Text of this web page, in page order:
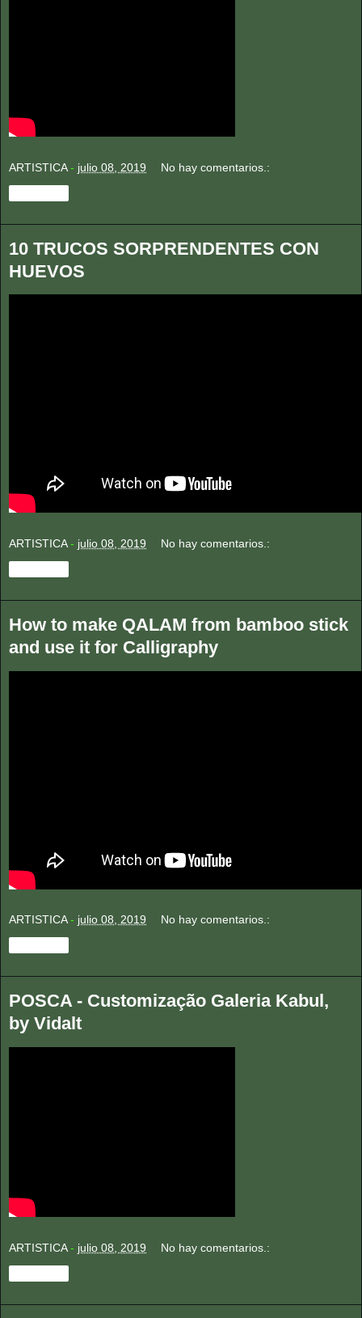
ARTISTICA - julio 08, 2019 No hay comentarios.:
10 TRUCOS SORPRENDENTES CON
HUEVOS
ARTISTICA - julio 08, 2019 No hay comentarios.:
How to make QALAM from bamboo stick
and use it for Calligraphy
ARTISTICA - julio 08, 2019 No hay comentarios.:
POSCA - Customização Galeria Kabul,
by Vidalt
ARTISTICA - julio 08, 2019 No hay comentarios.: